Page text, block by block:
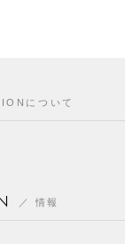
について
情報